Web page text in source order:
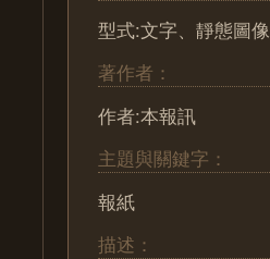
型式:文字、靜態圖像
著作者：
作者:本報訊
主題與關鍵字：
報紙
描述：